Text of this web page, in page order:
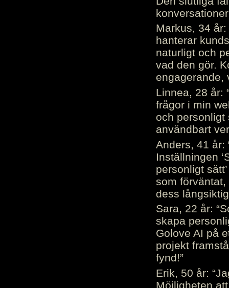
Markus, 34
hanterar
naturligt och
vad den gör.
engagerande,
Linnea, 28 år:
frågor i min
och personligt
användbart
Anders, 41 år:
Inställningen
personligt
som
dess
Sara, 22 år:
skapa
Golove AI på
projekt
fynd!”
Erik, 50 år:
Möjligheten